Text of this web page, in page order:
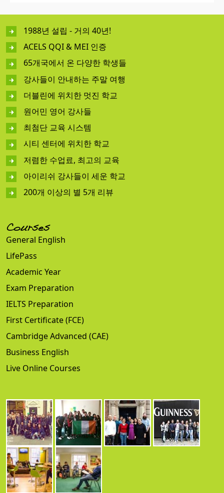
1988년 설립 - 거의 40년!
ACELS QQI & MEI 인증
65개국에서 온 다양한 학생들
강사들이 안내하는 주말 여행
더블린에 위치한 멋진 학교
원어민 영어 강사들
최첨단 교육 시스템
시티 센터에 위치한 학교
저렴한 수업료, 최고의 교육
아이리쉬 강사들이 세운 학교
200개 이상의 별 5개 리뷰
Courses
General English
LifePass
Academic Year
Exam Preparation
IELTS Preparation
First Certificate (FCE)
Cambridge Advanced (CAE)
Business English
Live Online Courses